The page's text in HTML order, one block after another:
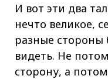
И вот эти два
нечто великое,
разные стороны
видеть. Не
сторону, а